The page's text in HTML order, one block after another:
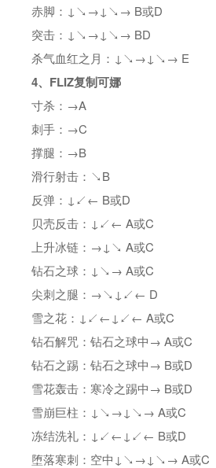
赤脚：↓↘→↓↘→ B或D
突击：↓↘→↓↘→ BD
杀气血红之月：↓↘→↓↘→ E
4、FLIZ复制可娜
寸杀：→A
刺手：→C
撑腿：→B
滑行射击：↘B
反弹：↓↙← B或D
贝壳反击：↓↙← A或C
上升冰链：→↓↘ A或C
钻石之球：↓↘→ A或C
尖刺之腿：→↘↓↙← D
雪之花：↓↙←↓↙← A或C
钻石解咒：钻石之球中→ A或C
钻石之踢：钻石之球中→ B或D
雪花轰击：寒冷之踢中→ B或D
雪崩巨柱：↓↘→↓↘→ A或C
冻结洗礼：↓↙←↓↙← B或D
堕落寒刺：空中↓↘→↓↘→ A或C